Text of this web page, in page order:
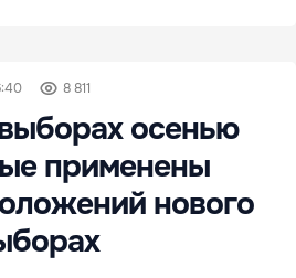
8 811
осенью
применены
нового